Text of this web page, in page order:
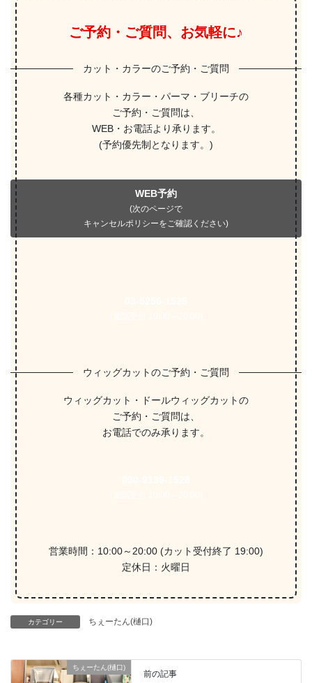
ご予約・ご質問、お気軽に♪
カット・カラーのご予約・ご質問
各種カット・カラー・パーマ・ブリーチの
ご予約・ご質問は、
WEB・お電話より承ります。
(予約優先制となります。)
WEB予約
(次のページで
キャンセルポリシーをご確認ください)
ウィッグカットのご予約・ご質問
ウィッグカット・ドールウィッグカットの
ご予約・ご質問は、
お電話でのみ承ります。
営業時間：10:00～20:00 (カット受付終了 19:00)
定休日：火曜日
カテゴリー ちぇーたん(樋口)
ちぇーたん(樋口)
前の記事